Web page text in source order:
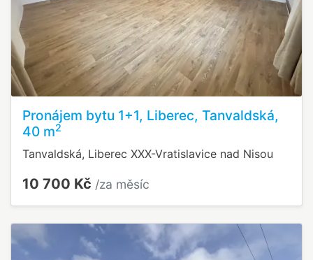
Pronájem bytu 1+1, Liberec, Tanvaldská,
40 m2
Tanvaldská, Liberec XXX-Vratislavice nad Nisou
10 700 Kč /za měsíc